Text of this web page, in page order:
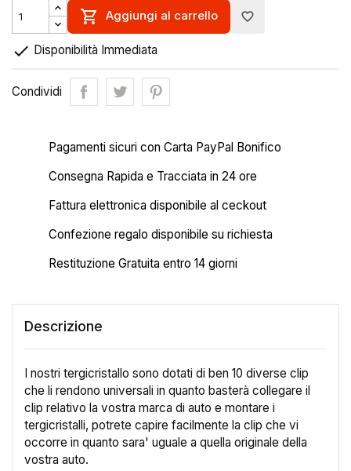
 Aggiungi al carrello favorite_border
 Disponibilità Immediata
Condividi
Pagamenti sicuri con Carta PayPal Bonifico
Consegna Rapida e Tracciata in 24 ore
Fattura elettronica disponibile al ceckout
Confezione regalo disponibile su richiesta
Restituzione Gratuita entro 14 giorni
Descrizione
I nostri tergicristallo sono dotati di ben 10 diverse clip
che li rendono universali in quanto basterà collegare il
clip relativo la vostra marca di auto e montare i
tergicristalli, potrete capire facilmente la clip che vi
occorre in quanto sara' uguale a quella originale della
vostra auto.